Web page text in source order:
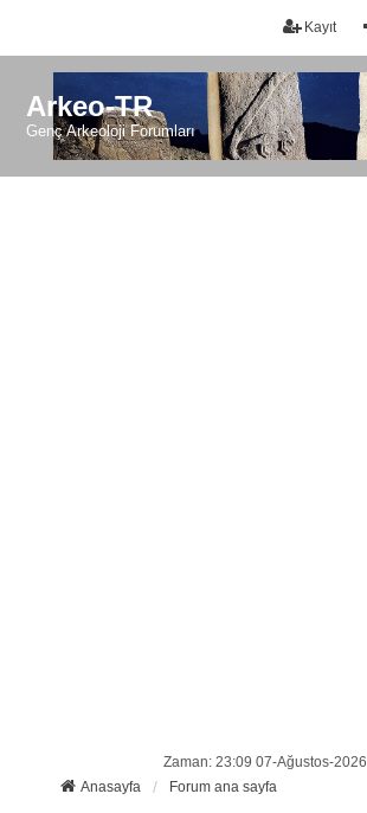
Kayıt
Arkeo-TR
Genç Arkeoloji Forumları
Zaman: 23:09 07-Ağustos-2026
Anasayfa
Forum ana sayfa